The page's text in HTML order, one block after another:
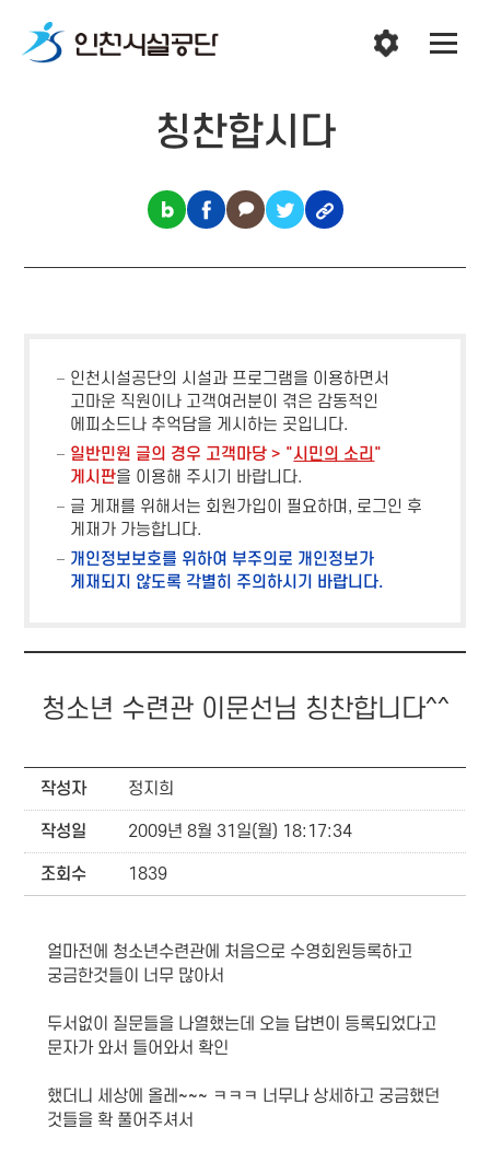
칭찬합시다
인천시설공단의 시설과 프로그램을 이용하면서
고마운 직원이나 고객여러분이 겪은 감동적인
에피소드나 추억담을 게시하는 곳입니다.
일반민원 글의 경우 고객마당 > "시민의 소리 "
게시판을 이용해 주시기 바랍니다.
글 게재를 위해서는 회원가입이 필요하며, 로그인 후
게재가 가능합니다.
개인정보보호를 위하여 부주의로 개인정보가
게재되지 않도록 각별히 주의하시기 바랍니다.
청소년 수련관 이문선님 칭찬합니다^^
작성자 정지희
작성일 2009년 8월 31일(월) 18:17:34
조회수 1839
얼마전에 청소년수련관에 처음으로 수영회원등록하고
궁금한것들이 너무 많아서
두서없이 질문들을 나열했는데 오늘 답변이 등록되었다고
문자가 와서 들어와서 확인
했더니 세상에 올레~~~ ㅋㅋㅋ 너무나 상세하고 궁금했던
것들을 확 풀어주셔서